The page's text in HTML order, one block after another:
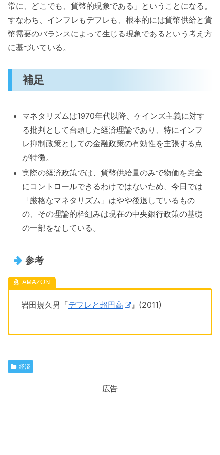
常に、どこでも、貨幣的現象である」ということになる。
すなわち、インフレもデフレも、根本的には貨幣供給と貨
幣需要のバランスによって生じる現象であるという考え方
に基づいている。
補足
マネタリズムは1970年代以降、ケインズ主義に対す
る批判として台頭した経済理論であり、特にインフ
レ抑制政策としての金融政策の有効性を主張する点
が特徴。
実際の経済政策では、貨幣供給量のみで物価を完全
にコントロールできるわけではないため、今日では
「厳格なマネタリズム」はやや後退しているもの
の、その理論的枠組みは現在の中央銀行政策の基礎
の一部をなしている。
参考
岩田規久男『デフレと超円高 』(2011)
経済
広告